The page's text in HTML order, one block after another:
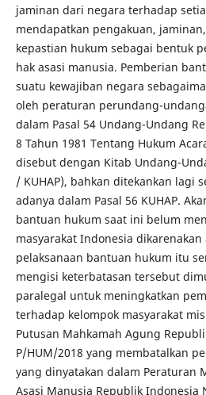
jaminan dari negara terhadap
mendapatkan pengakuan,
kepastian hukum sebagai bentuk
hak asasi manusia. Pemberian
suatu kewajiban negara
oleh peraturan perundang-
dalam Pasal 54 Undang-Undang
8 Tahun 1981 Tentang Hukum
disebut dengan Kitab Undang-
/ KUHAP), bahkan ditekankan lagi
adanya dalam Pasal 56 KUHAP.
bantuan hukum saat ini belum
masyarakat Indonesia
pelaksanaan bantuan hukum itu
mengisi keterbatasan tersebut
paralegal untuk meningkatkan
terhadap kelompok masyarakat
Putusan Mahkamah Agung
P/HUM/2018 yang membatalkan
yang dinyatakan dalam Peraturan
Asasi Manusia Republik Indonesia